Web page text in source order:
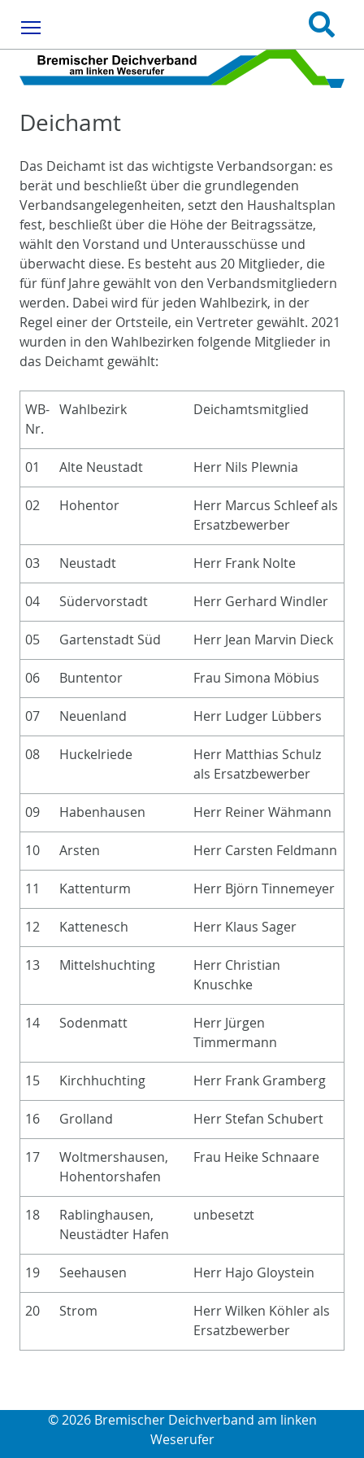
Deichamt
Das Deichamt ist das wichtigste Verbandsorgan: es
berät und beschließt über die grundlegenden
Verbandsangelegenheiten, setzt den Haushaltsplan
fest, beschließt über die Höhe der Beitragssätze,
wählt den Vorstand und Unterausschüsse und
überwacht diese. Es besteht aus 20 Mitglieder, die
für fünf Jahre gewählt von den Verbandsmitgliedern
werden. Dabei wird für jeden Wahlbezirk, in der
Regel einer der Ortsteile, ein Vertreter gewählt. 2021
wurden in den Wahlbezirken folgende Mitglieder in
das Deichamt gewählt:
WB-
Nr.
Wahlbezirk Deichamtsmitglied
01 Alte Neustadt Herr Nils Plewnia
02 Hohentor
Herr Marcus Schleef als
Ersatzbewerber
03 Neustadt Herr Frank Nolte
04 Südervorstadt Herr Gerhard Windler
05 Gartenstadt Süd Herr Jean Marvin Dieck
06 Buntentor Frau Simona Möbius
07 Neuenland Herr Ludger Lübbers
08 Huckelriede
Herr Matthias Schulz
als Ersatzbewerber
09 Habenhausen Herr Reiner Wähmann
10 Arsten Herr Carsten Feldmann
11 Kattenturm Herr Björn Tinnemeyer
12 Kattenesch Herr Klaus Sager
13 Mittelshuchting
Herr Christian
Knuschke
14 Sodenmatt
Herr Jürgen
Timmermann
15 Kirchhuchting Herr Frank Gramberg
16 Grolland Herr Stefan Schubert
17
Woltmershausen,
Hohentorshafen
Frau Heike Schnaare
18
Rablinghausen,
Neustädter Hafen
unbesetzt
19 Seehausen Herr Hajo Gloystein
20 Strom
Herr Wilken Köhler als
Ersatzbewerber
© 2026 Bremischer Deichverband am linken
Weserufer